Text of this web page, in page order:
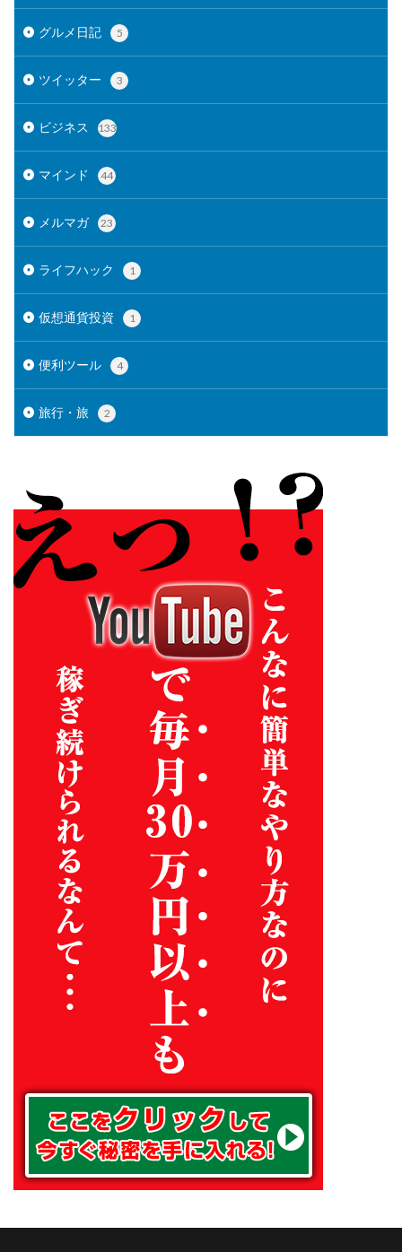
グルメ日記 5
ツイッター 3
ビジネス 133
マインド 44
メルマガ 23
ライフハック 1
仮想通貨投資 1
便利ツール 4
旅行・旅 2